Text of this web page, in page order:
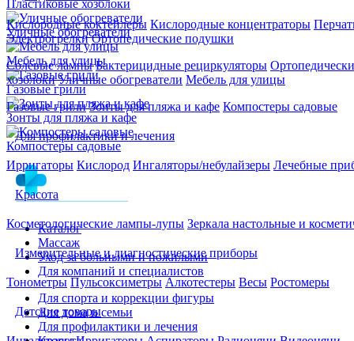
Кислородные коктейлеры Кислородные концентраторы
Электрогрелки Ортопедические подушки
Солевые лампы Бактерицидные рециркуляторы
хозблоки Уличные обогреватели Мебель для улицы
Газовые грили Зонты для пляжа и кафе Компостеры садовые
Для профилактики и лечения
Ирригаторы Кислород Ингаляторы/небулайзеры Лечебные
Красота
Косметологические лампы-лупы Зеркала настольные и
Измерительные и диагностические приборы
Тонометры Пульсоксиметры Алкотестеры Весы Ростомеры
Детские товары
Пластиковые хозблоки
Уличные обогреватели
Мебель для улицы
Газовые грили
Зонты для пляжа и кафе
Компостеры садовые
Каталог
Массаж
Уход за больными и пожилыми
Для компаний и специалистов
Для спорта и коррекции фигуры
Для дома и семьи
Для профилактики и лечения